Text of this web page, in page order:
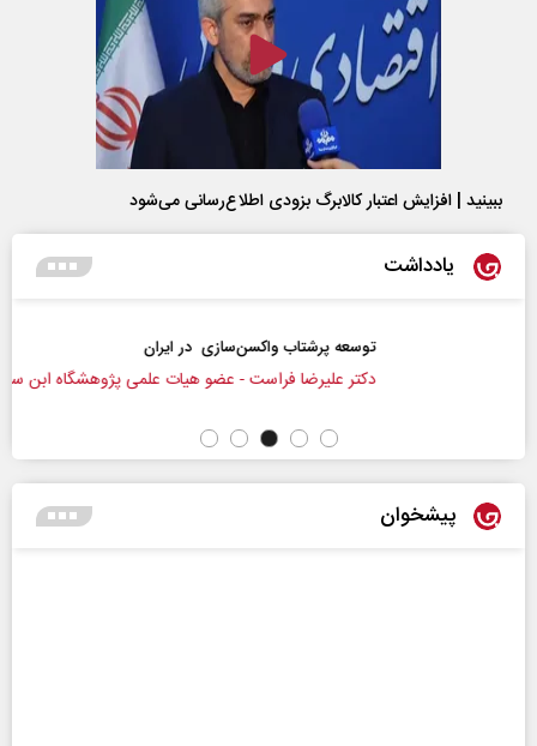
ببینید | افزایش اعتبار کالابرگ بزودی اطلاع‌رسانی می‌شود
یادداشت
توسعه پرشتاب‌ واکسن‌سازی در ایران
‌دکتر علیرضا فراست - عضو هیات علمی پژوهشگاه ابن سینا
پیشخوان